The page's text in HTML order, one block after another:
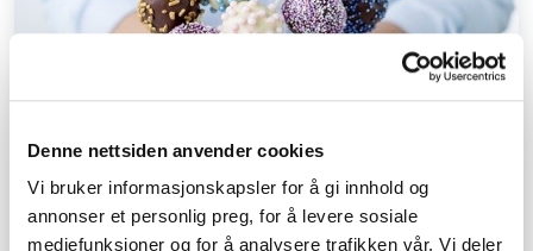
Denne nettsiden anvender cookies
Vi bruker informasjonskapsler for å gi innhold og
annonser et personlig preg, for å levere sosiale
mediefunksjoner og for å analysere trafikken vår. Vi deler